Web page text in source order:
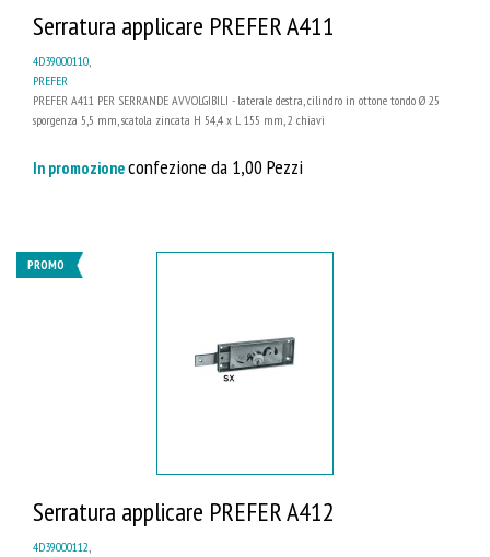
Serratura applicare PREFER A411
4D39000110
PREFER
PREFER A411 PER SERRANDE AVVOLGIBILI - laterale destra, cilindro in ottone tondo Ø 25
sporgenza 5,5 mm, scatola zincata H 54,4 x L 155 mm, 2 chiavi
In promozioneconfezione da 1,00 Pezzi
PROMO
Serratura applicare PREFER A412
4D39000112,